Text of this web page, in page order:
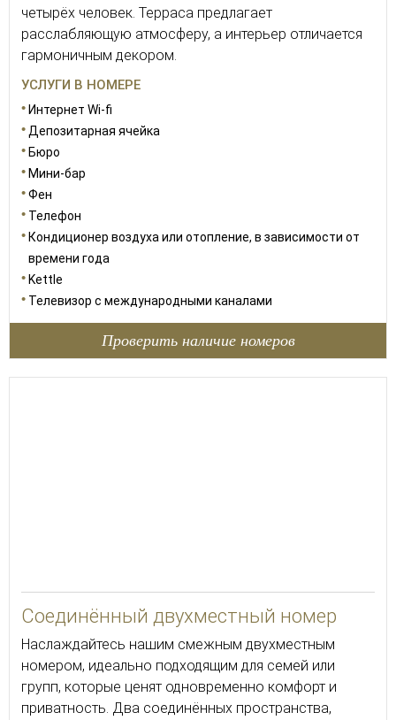
четырёх человек. Терраса предлагает
расслабляющую атмосферу, а интерьер отличается
гармоничным декором.
УСЛУГИ В НОМЕРЕ
Интернет Wi-fi
Депозитарная ячейка
Бюро
Мини-бар
Фен
Телефон
Кондиционер воздуха или отопление, в зависимости от
времени года
Kettle
Телевизор с международными каналами
Проверить наличие номеров
Соединённый двухместный номер
Наслаждайтесь нашим смежным двухместным
номером, идеально подходящим для семей или
групп, которые ценят одновременно комфорт и
приватность. Два соединённых пространства,